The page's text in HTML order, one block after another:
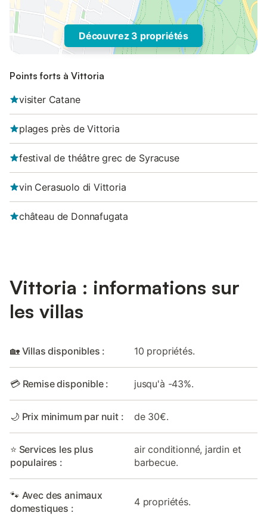
Découvrez 3 propriétés
Points forts à Vittoria
visiter Catane
plages près de Vittoria
festival de théâtre grec de Syracuse
vin Cerasuolo di Vittoria
château de Donnafugata
Vittoria : informations sur
les villas
🏡 Villas disponibles : 10 propriétés.
💳 Remise disponible : jusqu'à -43%.
🌙 Prix minimum par nuit : de 30€.
⭐ Services les plus
populaires :
air conditionné, jardin et
barbecue.
🐾 Avec des animaux
domestiques :
4 propriétés.